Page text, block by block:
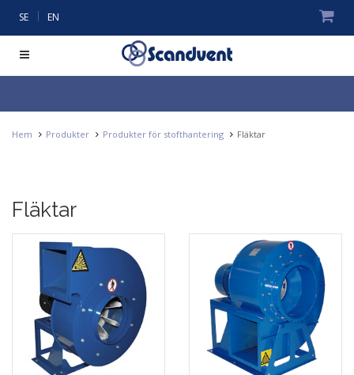
SE | EN
Hem Produkter Produkter för stofthantering Fläktar
Fläktar